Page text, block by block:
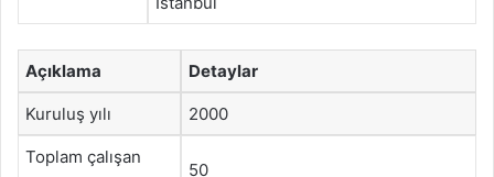
Açıklama Detaylar
Kuruluş yılı 2000
Toplam çalışan
50